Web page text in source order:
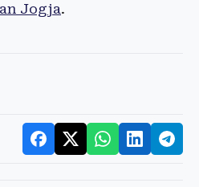
Jogja.